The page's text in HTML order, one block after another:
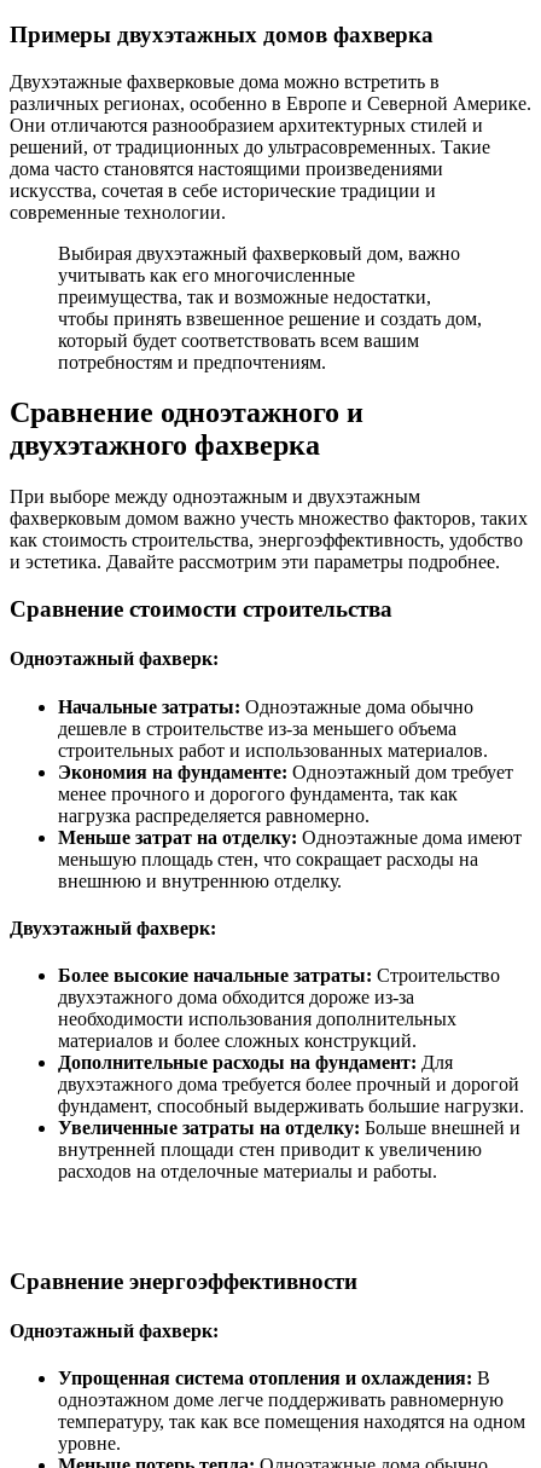
Примеры двухэтажных домов фахверка
Двухэтажные фахверковые дома можно встретить в
различных регионах, особенно в Европе и Северной Америке.
Они отличаются разнообразием архитектурных стилей и
решений, от традиционных до ультрасовременных. Такие
дома часто становятся настоящими произведениями
искусства, сочетая в себе исторические традиции и
современные технологии.
Выбирая двухэтажный фахверковый дом, важно
учитывать как его многочисленные
преимущества, так и возможные недостатки,
чтобы принять взвешенное решение и создать дом,
который будет соответствовать всем вашим
потребностям и предпочтениям.
Сравнение одноэтажного и
двухэтажного фахверка
При выборе между одноэтажным и двухэтажным
фахверковым домом важно учесть множество факторов, таких
как стоимость строительства, энергоэффективность, удобство
и эстетика. Давайте рассмотрим эти параметры подробнее.
Сравнение стоимости строительства
Одноэтажный фахверк:
Начальные затраты: Одноэтажные дома обычно
дешевле в строительстве из-за меньшего объема
строительных работ и использованных материалов.
Экономия на фундаменте: Одноэтажный дом требует
менее прочного и дорогого фундамента, так как
нагрузка распределяется равномерно.
Меньше затрат на отделку: Одноэтажные дома имеют
меньшую площадь стен, что сокращает расходы на
внешнюю и внутреннюю отделку.
Двухэтажный фахверк:
Более высокие начальные затраты: Строительство
двухэтажного дома обходится дороже из-за
необходимости использования дополнительных
материалов и более сложных конструкций.
Дополнительные расходы на фундамент: Для
двухэтажного дома требуется более прочный и дорогой
фундамент, способный выдерживать большие нагрузки.
Увеличенные затраты на отделку: Больше внешней и
внутренней площади стен приводит к увеличению
расходов на отделочные материалы и работы.
Сравнение энергоэффективности
Одноэтажный фахверк:
Упрощенная система отопления и охлаждения: В
одноэтажном доме легче поддерживать равномерную
температуру, так как все помещения находятся на одном
уровне.